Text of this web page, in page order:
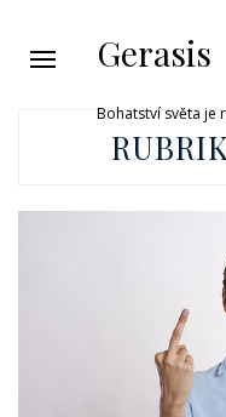
Gerasis
Bohatství světa je